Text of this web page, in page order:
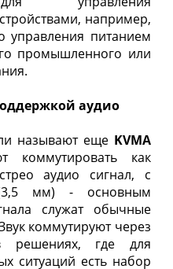
например,
управления питанием
промышленного или
аудио
называют еще KVMA
коммутировать как
аудио сигнал, с
мм) - основным
служат обычные
коммутируют через
решениях, где для
ситуаций есть набор